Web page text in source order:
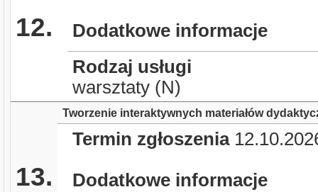
12.
Dodatkowe informacje
Rodzaj usługi
warsztaty (N)
13.
Tworzenie interaktywnych materiałów
Termin zgłoszenia
Dodatkowe informacje